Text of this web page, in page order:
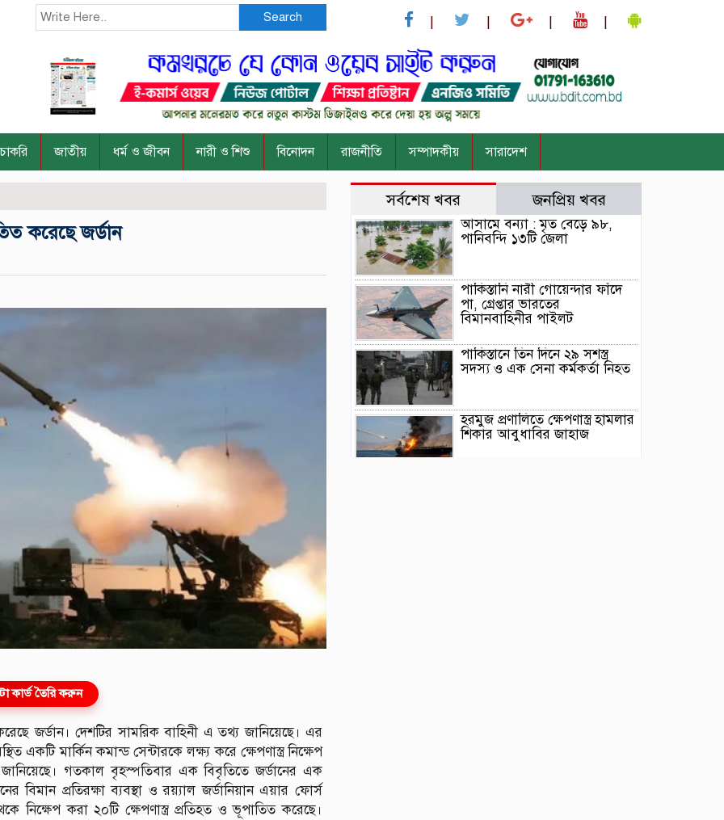
Search
চাকরি জাতীয় ধর্ম ও জীবন নারী ও শিশু বিনোদন রাজনীতি সম্পাদকীয় সারাদেশ
করেছে জর্ডান
কার্ড তৈরি করুন
জর্ডান। দেশটির সামরিক বাহিনী এ তথ্য জানিয়েছে। এর
একটি মার্কিন কমান্ড সেন্টারকে লক্ষ্য করে ক্ষেপণাস্ত্র নিক্ষেপ
গতকাল বৃহস্পতিবার এক বিবৃতিতে জর্ডানের এক
বিমান প্রতিরক্ষা ব্যবস্থা ও রয়্যাল জর্ডানিয়ান এয়ার ফোর্স
করা ২০টি ক্ষেপণাস্ত্র প্রতিহত ও ভূপাতিত করেছে।
সর্বশেষ খবর জনপ্রিয় খবর
আসামে বন্যা : মৃত বেড়ে ৯৮,
পানিবন্দি ১৩টি জেলা
পাকিস্তানি নারী গোয়েন্দার ফাঁদে
পা, গ্রেপ্তার ভারতের
বিমানবাহিনীর পাইলট
পাকিস্তানে তিন দিনে ২৯ সশস্ত্র
সদস্য ও এক সেনা কর্মকর্তা নিহত
হরমুজ প্রণালিতে ক্ষেপণাস্ত্র হামলার
শিকার আবুধাবির জাহাজ